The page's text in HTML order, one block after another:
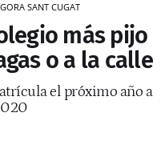
SANT CUGAT
más pijo
o a la calle
el próximo año a